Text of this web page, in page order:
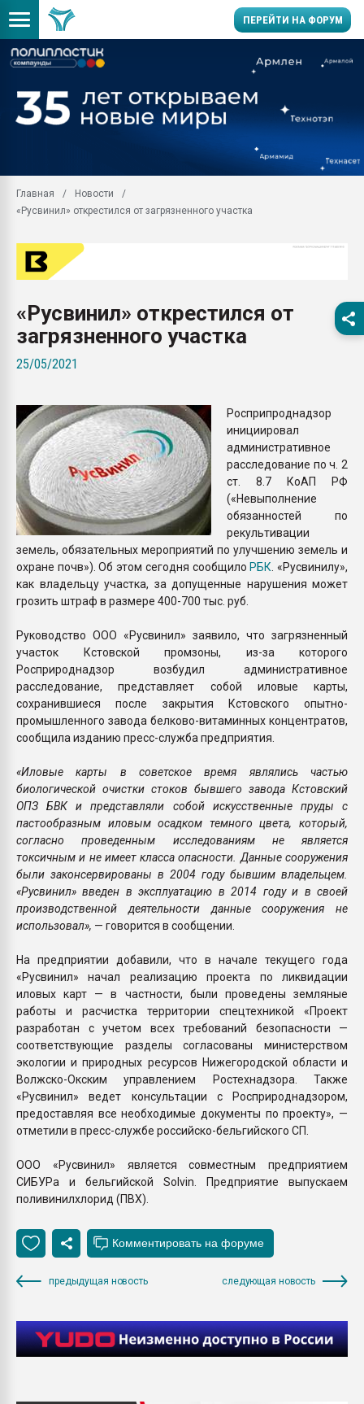
ПЕРЕЙТИ НА ФОРУМ
Вакуум-формовочные
28.07.2026
Материал поверхности
вакуумного
ПЕРЕЙТИ НА
Главная
Новости
«Русвинил» открестился от загрязненного участка
«Русвинил» открестился от
загрязненного участка
25/05/2021
Росприпроднадзор
инициировал
административное
расследование по ч. 2
ст. 8.7 КоАП РФ
(«Невыполнение
обязанностей по
рекультивации
земель, обязательных мероприятий по улучшению земель и
охране почв»). Об этом сегодня сообщилоРБК . «Русвинилу»,
как владельцу участка, за допущенные нарушения может
грозить штраф в размере 400-700 тыс. руб.
Руководство ООО «Русвинил» заявило, что загрязненный
участок Кстовской промзоны, из-за которого
Росприроднадзор возбудил административное
расследование, представляет собой иловые карты,
сохранившиеся после закрытия Кстовского опытно-
промышленного завода белково-витаминных концентратов,
сообщила изданию пресс-служба предприятия.
«Иловые карты в советское время являлись частью
биологической очистки стоков бывшего завода Кстовский
ОПЗ БВК и представляли собой искусственные пруды с
пастообразным иловым осадком темного цвета, который,
согласно проведенным исследованиям не является
токсичным и не имеет класса опасности. Данные сооружения
были законсервированы в 2004 году бывшим владельцем.
«Русвинил» введен в эксплуатацию в 2014 году и в своей
производственной деятельности данные сооружения не
использовал», — говорится в сообщении.
На предприятии добавили, что в начале текущего года
«Русвинил» начал реализацию проекта по ликвидации
иловых карт — в частности, были проведены земляные
работы и расчистка территории спецтехникой «Проект
разработан с учетом всех требований безопасности —
соответствующие разделы согласованы министерством
экологии и природных ресурсов Нижегородской области и
Волжско-Окским управлением Ростехнадзора. Также
«Русвинил» ведет консультации с Росприроднадзором,
предоставляя все необходимые документы по проекту», —
отметили в пресс-службе российско-бельгийского СП.
ООО «Русвинил» является совместным предприятием
СИБУРа и бельгийской Solvin. Предприятие выпускаем
поливинилхлорид (ПВХ).
предыдущая новость следующая новость